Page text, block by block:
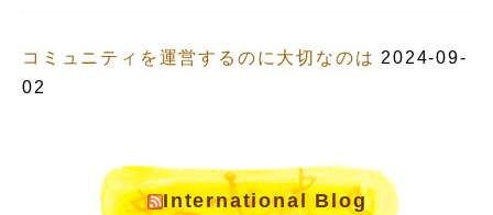
コミュニティを運営するのに大切なのは 2024-09-
02
International Blog